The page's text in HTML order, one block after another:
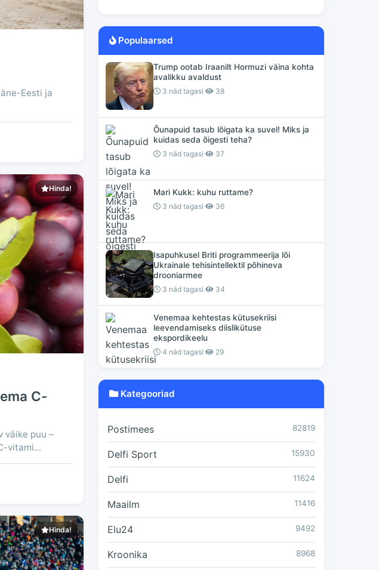
Eesti ja
Hinda!
C-
väike puu –
vitami...
Hinda!
Populaarsed
Trump ootab Iraanilt Hormuzi väina kohta
avalikku avaldust
3 näd tagasi 38
Õunapuid tasub lõigata ka suvel! Miks ja
kuidas seda õigesti teha?
3 näd tagasi 37
Mari Kukk: kuhu ruttame?
3 näd tagasi 36
Isapuhkusel Briti programmeerija lõi
Ukrainale tehisintellektil põhineva
drooniarmee
3 näd tagasi 34
Venemaa kehtestas kütusekriisi
leevendamiseks diislikütuse
ekspordikeelu
4 näd tagasi 29
Kategooriad
Postimees 82819
Delfi Sport 15930
Delfi 11624
Maailm 11416
Elu24 9492
Kroonika 8968